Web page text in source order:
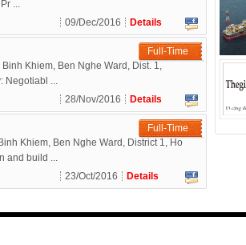
...
09/Dec/2016 Details
Full-Time
Khiem, Ben Nghe Ward, Dist. 1,
Negotiabl ...
28/Nov/2016 Details
Full-Time
Khiem, Ben Nghe Ward, District 1, Ho
and build ...
23/Oct/2016 Details